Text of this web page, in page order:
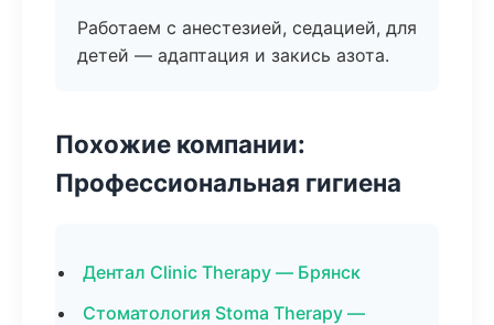
Работаем с анестезией, седацией, для
детей — адаптация и закись азота.
Похожие компании:
Профессиональная гигиена
Дентал Clinic Therapy — Брянск
Стоматология Stoma Therapy —